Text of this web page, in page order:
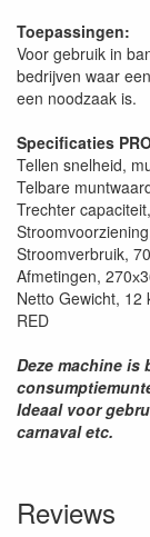
Toepassingen:
Voor gebruik in
bedrijven waar
een noodzaak is.
Specificaties
Tellen snelheid,
Telbare
Trechter
Stroomverbruik,
Afmetingen,
Netto Gewicht, 12
RED
Deze machine
Ideaal voor
carnaval etc.
Reviews